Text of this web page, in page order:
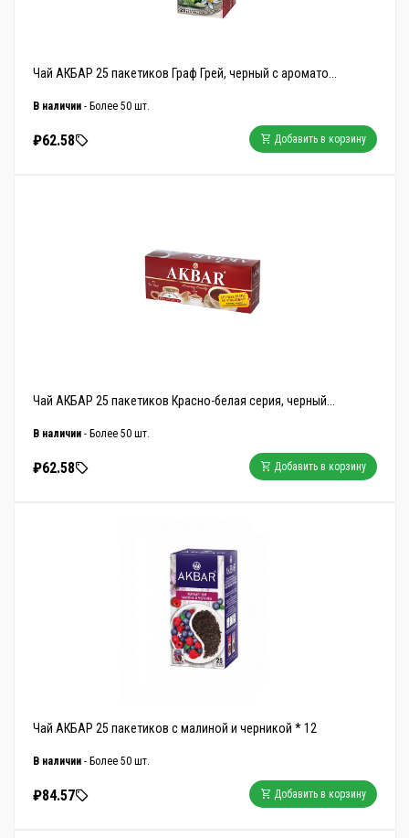
Чай АКБАР 25 пакетиков Граф Грей, черный с аромато...
В наличии - Более 50 шт.
Добавить в корзину
₽62.58
Чай АКБАР 25 пакетиков Красно-белая серия, черный...
В наличии - Более 50 шт.
Добавить в корзину
₽62.58
Чай АКБАР 25 пакетиков с малиной и черникой * 12
В наличии - Более 50 шт.
Добавить в корзину
₽84.57